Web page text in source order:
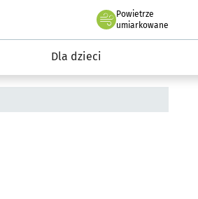
Powietrze
we Wrocławiu
umiarkowane
Dla dzieci